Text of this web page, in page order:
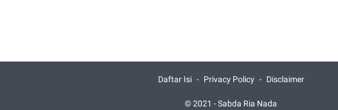
Daftar Isi Privacy Policy Disclaimer
© 2021 -Sabda Ria Nada